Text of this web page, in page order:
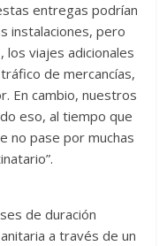
entregas podrían
instalaciones, pero
los viajes adicionales
de mercancías,
En cambio, nuestros
eso, al tiempo que
no pase por muchas
de duración
a través de un